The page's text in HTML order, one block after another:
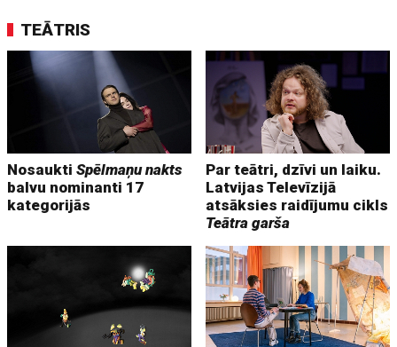
TEĀTRIS
NosauktiSpēlmaņu nakts
balvu nominanti 17
kategorijās
Par teātri, dzīvi un laiku.
Latvijas Televīzijā
atsāksies raidījumu cikls
Teātra garša